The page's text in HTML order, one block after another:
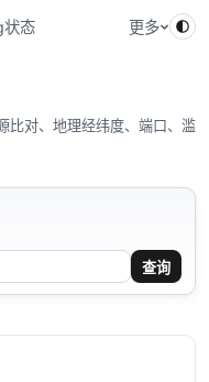
状态 更多
比对、地理经纬度、端口、滥
查询